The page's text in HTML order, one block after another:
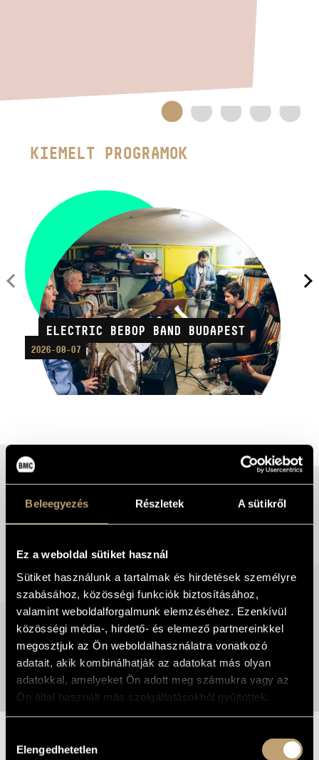
Beleegyezés Részletek A sütikről
Ez a weboldal sütiket használ
Sütiket használunk a tartalmak és hirdetések személyre
szabásához, közösségi funkciók biztosításához,
valamint weboldalforgalmunk elemzéséhez. Ezenkívül
közösségi média-, hirdető- és elemező partnereinkkel
megosztjuk az Ön weboldalhasználatra vonatkozó
adatait, akik kombinálhatják az adatokat más olyan
adatokkal, amelyeket Ön adott meg számukra vagy az
Ön által használt más szolgáltatásokból gyűjtöttek.
kiválasztása
Elengedhetetlen
09:00-22:00
10:00-22:00
VASÁRNAP:nyitás az előadás
kezdete előtt 2 órával
OPUS JAZZ CLUB
BMC RECORDS
ZENEI INFORMÁCIÓS KÖZPONT ÉS KÖNYVTÁR
BMC NEMZETKÖZI CIMBALOMVERSENY 2019
PÉCH LÓRÁNT
THE LEGACY OF
NATIVE SENSE
CZAKÓ VIRÁG
QUARTET, VENDÉG:
CSELIK GÁBOR
Augusztus 19.
KIEMELT PROGRAMOK
ELECTRIC BEBOP BAND BUDAPEST
2026-08-07
AKTUÁLIS
2026-07-21
FÉNYTÖRÉSEK: A KOROSSY
KONCERTTEREMBEN
TOVÁBB
2026-06-25
ÁLLÁSLEHETŐSÉG: LEMEZKIADÓI
MUNKATÁRS
A BMC Records kortárs és jazz-zenei
lemezkiadó új munkatársat keres
TOVÁBB